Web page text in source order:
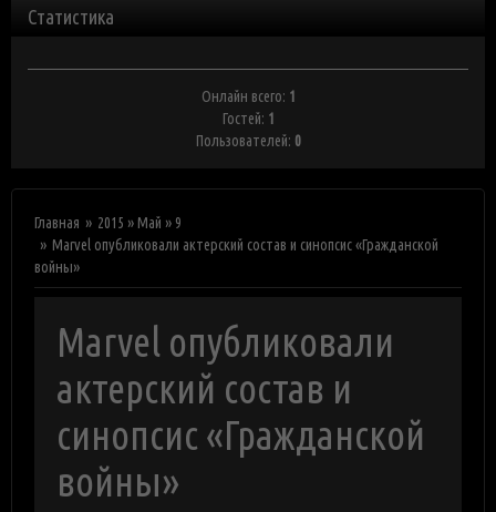
Статистика
Онлайн всего: 1
Гостей: 1
Пользователей: 0
Главная 2015 » Май » 9
Marvel опубликовали актерский состав и синопсис «Гражданской
войны»
Marvel опубликовали
актерский состав и
синопсис «Гражданской
войны»